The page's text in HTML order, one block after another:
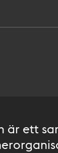
är ett